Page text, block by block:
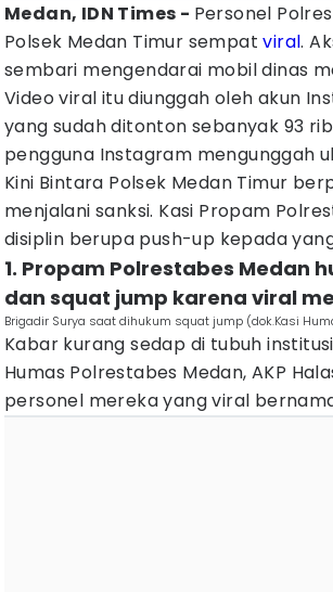
Medan, IDN Times - Personel
Polsek Medan Timur sempatviral.
sembari mengendarai mobil dinas
Video viral itu diunggah oleh akun
yang sudah ditonton sebanyak 93
pengguna Instagram mengunggah
Kini Bintara Polsek Medan Timur
menjalani sanksi. Kasi Propam
disiplin berupa push-up kepada
1. Propam Polrestabes Medan
dan squat jump karena viral
Brigadir Surya saat dihukum squat jump (dok.Kasi
Kabar kurang sedap di tubuh
Humas Polrestabes Medan, AKP
personel mereka yang viral